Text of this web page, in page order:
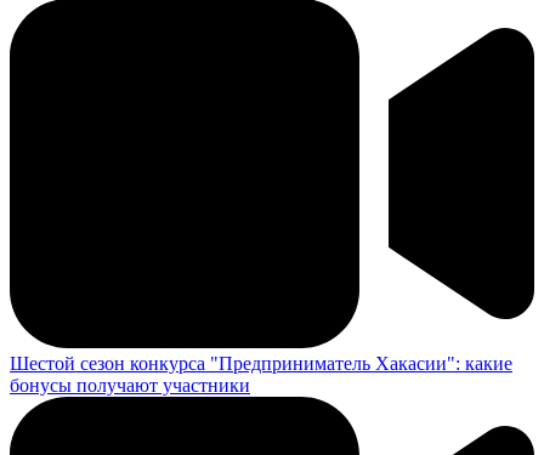
Шестой сезон конкурса "Предприниматель Хакасии": какие
бонусы получают участники